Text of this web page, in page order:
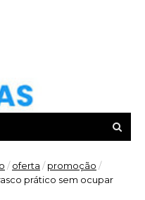
/ oferta / promoção /
prático sem ocupar